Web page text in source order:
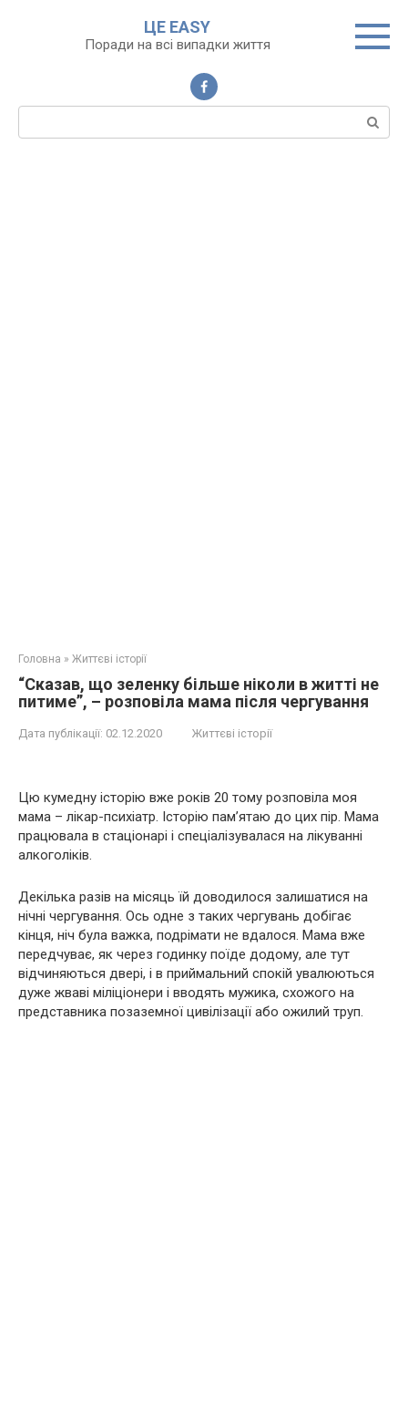
ЦЕ EASY
Поради на всі випадки життя
Пошук:
Головна » Життєві історії
“Сказав, що зеленку більше ніколи в житті не
питиме”, – розповіла мама після чергування
Дата публікації: 02.12.2020 Життєві історії
Цю кумедну історію вже років 20 тому розповіла моя
мама – лікар-психіатр. Історію пам’ятаю до цих пір. Мама
працювала в стаціонарі і спеціалізувалася на лікуванні
алкоголіків.
Декілька разів на місяць їй доводилося залишатися на
нічні чергування. Ось одне з таких чергувань добігає
кінця, ніч була важка, подрімати не вдалося. Мама вже
передчуває, як через годинку поїде додому, але тут
відчиняються двері, і в приймальний спокій увалюються
дуже жваві міліціонери і вводять мужика, схожого на
представника позаземної цивілізації або ожилий труп.